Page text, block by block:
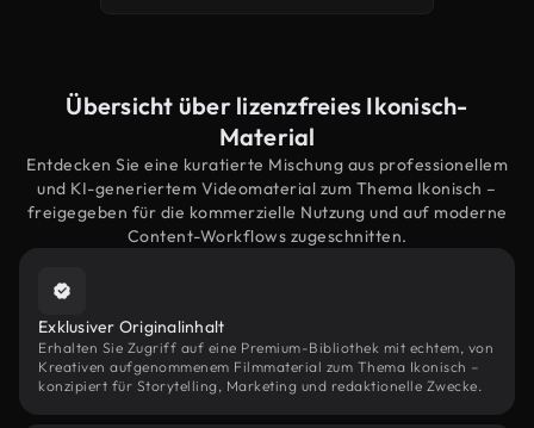
Übersicht über lizenzfreies Ikonisch-
Material
Entdecken Sie eine kuratierte Mischung aus professionellem
und KI-generiertem Videomaterial zum Thema Ikonisch –
freigegeben für die kommerzielle Nutzung und auf moderne
Content-Workflows zugeschnitten.
Exklusiver Originalinhalt
Erhalten Sie Zugriff auf eine Premium-Bibliothek mit echtem, von
Kreativen aufgenommenem Filmmaterial zum Thema Ikonisch –
konzipiert für Storytelling, Marketing und redaktionelle Zwecke.